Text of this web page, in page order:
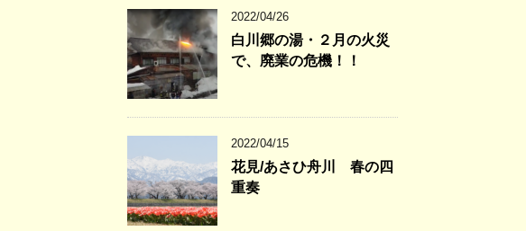
2022/04/26
白川郷の湯・２月の火災
で、廃業の危機！！
2022/04/15
花見/あさひ舟川 春の四
重奏